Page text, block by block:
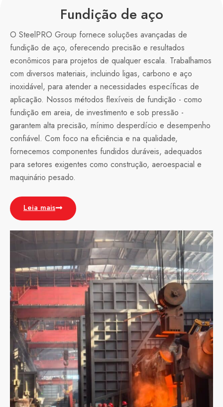
Fundição de aço
O SteelPRO Group fornece soluções avançadas de
fundição de aço, oferecendo precisão e resultados
econômicos para projetos de qualquer escala. Trabalhamos
com diversos materiais, incluindo ligas, carbono e aço
inoxidável, para atender a necessidades específicas de
aplicação. Nossos métodos flexíveis de fundição - como
fundição em areia, de investimento e sob pressão -
garantem alta precisão, mínimo desperdício e desempenho
confiável. Com foco na eficiência e na qualidade,
fornecemos componentes fundidos duráveis, adequados
para setores exigentes como construção, aeroespacial e
maquinário pesado.
Leia mais